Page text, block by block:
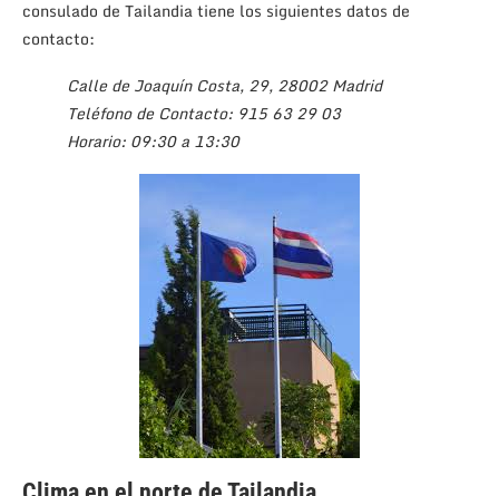
consulado de Tailandia tiene los siguientes datos de
contacto:
Calle de Joaquín Costa, 29, 28002 Madrid
Teléfono de Contacto: 915 63 29 03
Horario: 09:30 a 13:30